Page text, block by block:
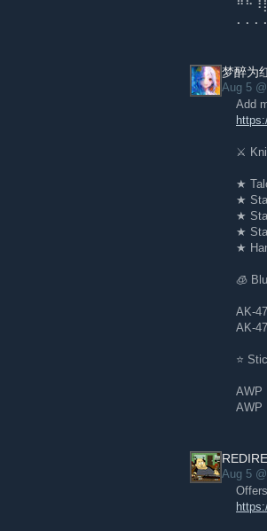
梦醉为
Aug 5
Add
⚔️
★
★
★
★
★
🧊
AK-
AK-
⭐
AWP
AWP
Aug 5